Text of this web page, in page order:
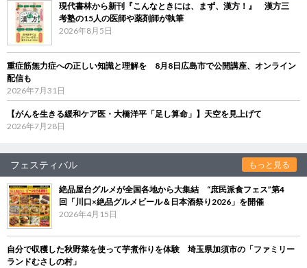
現代書林から新刊『こんなときには、まず、漢方！』 漢方三
考塾の15人の医師や薬剤師が執筆
2026年8月5日
重症筋無力症への正しい知識と理解を 8月8日広島市で公開講座、オンライン
配信も
2026年7月31日
【がんを生きる緩和ケア医・大橋洋平「足し算命」】天空を見上げて
2026年7月28日
フェスティバル もっと見る
絶品屋台グルメが全国各地から大集結 “庶民派食フェス”第4
回「川口×絶品グルメビール＆日本酒祭り2026」を開催
2026年4月15日
自分で収穫した秋野菜を使って芋煮作りを体験 埼玉県加須市の「ファミリー
ランドむさしの村」